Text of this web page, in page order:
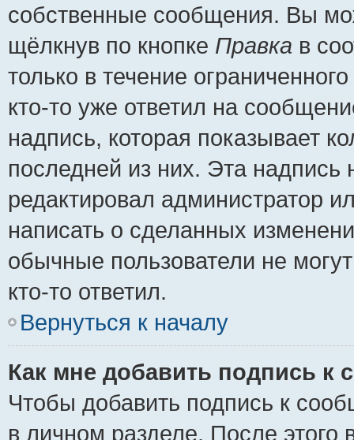
собственные сообщения. Вы
щёлкнув по кнопке Правка в
только в течение
кто-то уже ответил на
надпись, которая показывает
последней из них. Эта
редактировал администратор
написать о сделанных
обычные пользователи не
кто-то ответил.
Вернуться к началу
Как мне добавить подпись к
Чтобы добавить подпись к
в личном разделе. После